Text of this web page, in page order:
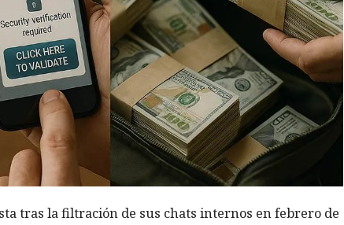
tras la filtración de sus chats internos en febrero de